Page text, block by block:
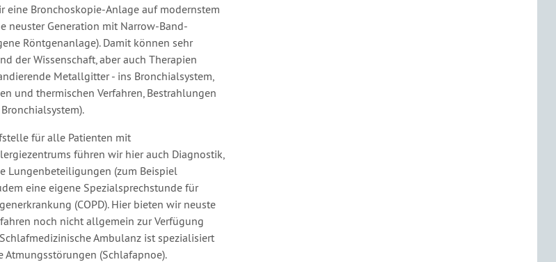
Bronchoskopie-Anlage auf modernstem
neuster Generation mit Narrow-Band-
Röntgenanlage). Damit können sehr
der Wissenschaft, aber auch Therapien
Metallgitter - ins Bronchialsystem,
und thermischen Verfahren, Bestrahlungen
für alle Patienten mit
führen wir hier auch Diagnostik,
Lungenbeteiligungen (zum Beispiel
eine eigene Spezialsprechstunde für
(COPD). Hier bieten wir neuste
noch nicht allgemein zur Verfügung
Ambulanz ist spezialisiert
(Schlafapnoe).